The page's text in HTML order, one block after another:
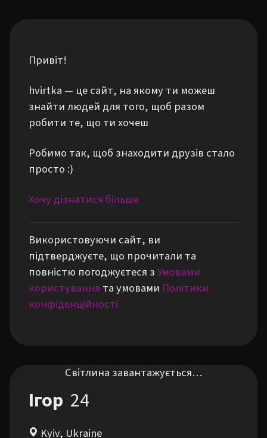
Привіт!
hvirtka — це сайт, на якому ти можеш
знайти людей для того, щоб разом
робити те, що ти хочеш
Робимо так, щоб знаходити друзів стало
просто :)
Хочу дізнатися більше
Використовуючи сайт, ви
підтверджуєте, що прочитали та
повністю погоджуєтеся зУмовами
користування та умовами Політики
конфіденційності
Світлина завантажується…
Ігор 24
Kyiv, Ukraine